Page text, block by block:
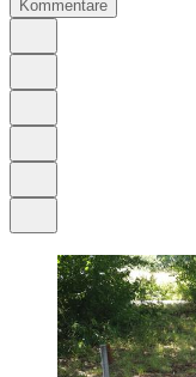
Kommentare